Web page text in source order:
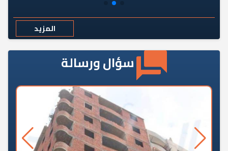
المزيد
سؤال ورسالة